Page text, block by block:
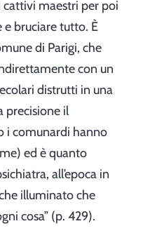
cattivi maestri per poi
e bruciare tutto. È
di Parigi, che
con un
distrutti in una
precisione il
i comunardi hanno
ed è quanto
all’epoca in
illuminato che
cosa” (p. 429).